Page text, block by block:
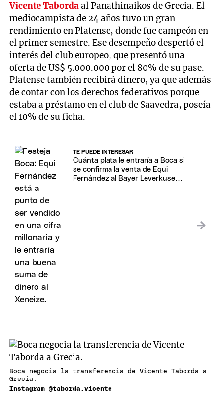
Vicente Tabordaal Panathinaikos de Grecia. El
mediocampista de 24 años tuvo un gran
rendimiento en Platense, donde fue campeón en
el primer semestre. Ese desempeño despertó el
interés del club europeo, que presentó una
oferta de US$ 5.000.000 por el 80% de su pase.
Platense también recibirá dinero, ya que además
de contar con los derechos federativos porque
estaba a préstamo en el club de Saavedra, poseía
el 10% de su ficha.
TE PUEDE INTERESAR
Cuánta plata le entraría a Boca si
se confirma la venta de Equi
Fernández al Bayer Leverkusen
Boca negocia la transferencia de Vicente Taborda a
Grecia.
Instagram @taborda.vicente